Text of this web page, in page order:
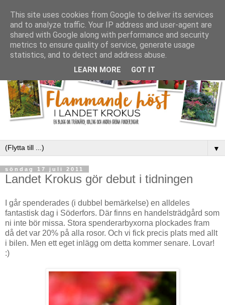
▼
söndag 17 juli 2011
Landet Krokus gör debut i tidningen
I går spenderades (i dubbel bemärkelse) en alldeles
fantastisk dag i Söderfors. Där finns en handelsträdgård som
ni inte bör missa. Stora spenderarbyxorna plockades fram
då det var 20% på alla rosor. Och vi fick precis plats med allt
i bilen. Men ett eget inlägg om detta kommer senare. Lovar!
:)
This site uses cookies from Google to deliver its services
and to analyze traffic. Your IP address and user-agent are
shared with Google along with performance and security
metrics to ensure quality of service, generate usage
statistics, and to detect and address abuse.
LEARN MORE GOT IT